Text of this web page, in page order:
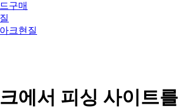
구매
크현질
에서 피싱 사이트를